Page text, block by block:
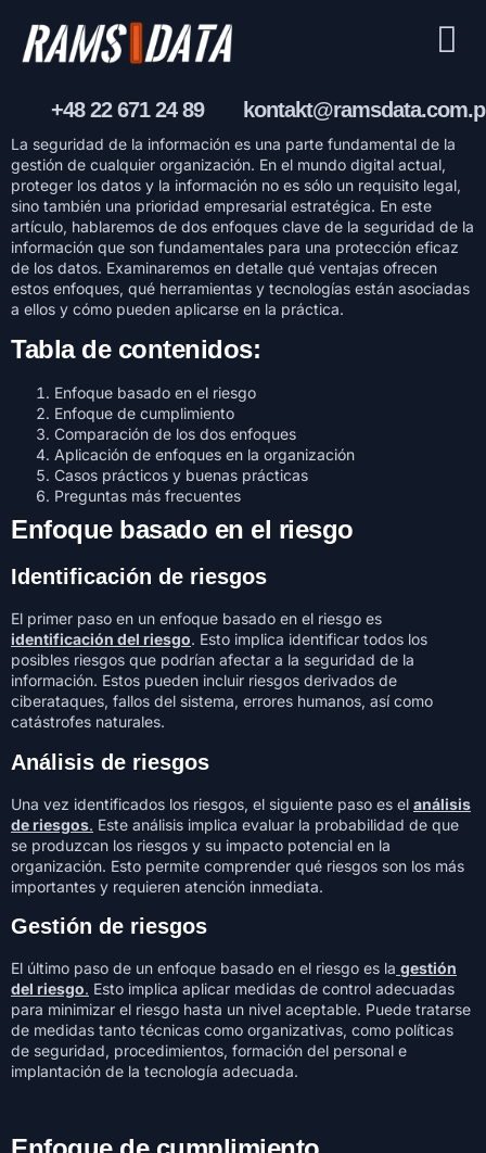
+48 22 671 24 89
La seguridad de la información es una parte fundamental de la
gestión de cualquier organización. En el mundo digital actual,
proteger los datos y la información no es sólo un requisito legal,
sino también una prioridad empresarial estratégica. En este
artículo, hablaremos de dos enfoques clave de la seguridad de la
información que son fundamentales para una protección eficaz
de los datos. Examinaremos en detalle qué ventajas ofrecen
estos enfoques, qué herramientas y tecnologías están asociadas
a ellos y cómo pueden aplicarse en la práctica.
Tabla de contenidos:
Enfoque basado en el riesgo
Enfoque de cumplimiento
Comparación de los dos enfoques
Aplicación de enfoques en la organización
Casos prácticos y buenas prácticas
Preguntas más frecuentes
Enfoque basado en el riesgo
Identificación de riesgos
El primer paso en un enfoque basado en el riesgo es
identificación del riesgo. Esto implica identificar todos los
posibles riesgos que podrían afectar a la seguridad de la
información. Estos pueden incluir riesgos derivados de
ciberataques, fallos del sistema, errores humanos, así como
catástrofes naturales.
Análisis de riesgos
Una vez identificados los riesgos, el siguiente paso es el análisis
de riesgos. Este análisis implica evaluar la probabilidad de que
se produzcan los riesgos y su impacto potencial en la
organización. Esto permite comprender qué riesgos son los más
importantes y requieren atención inmediata.
Gestión de riesgos
El último paso de un enfoque basado en el riesgo es la gestión
del riesgo. Esto implica aplicar medidas de control adecuadas
para minimizar el riesgo hasta un nivel aceptable. Puede tratarse
de medidas tanto técnicas como organizativas, como políticas
de seguridad, procedimientos, formación del personal e
implantación de la tecnología adecuada.